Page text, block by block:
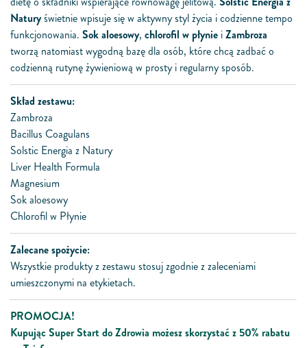
Naturyświetnie wpisuje się w aktywny styl życia i codzienne tempo
funkcjonowania. Sok aloesowy, chlorofil w płynie iZambroza
tworzą natomiast wygodną bazę dla osób, które chcą zadbać o
codzienną rutynę żywieniową w prosty i regularny sposób.
Skład zestawu:
Zambroza
Bacillus Coagulans
Solstic Energia z Natury
Liver Health Formula
Magnesium
Sok aloesowy
Chlorofil w Płynie
Zalecane spożycie:
Wszystkie produkty z zestawu stosuj zgodnie z zaleceniami
umieszczonymi na etykietach.
PROMOCJA!
Kupując Super Start do Zdrowia możesz skorzystać z 50% rabatu